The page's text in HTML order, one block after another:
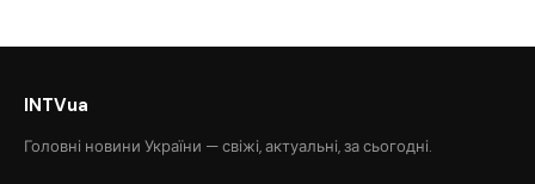
INTVua
Головні новини України — свіжі, актуальні, за сьогодні.